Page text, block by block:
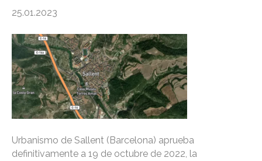
25.01.2023
Urbanismo de Sallent (Barcelona) aprueba
definitivamente a 19 de octubre de 2022, la